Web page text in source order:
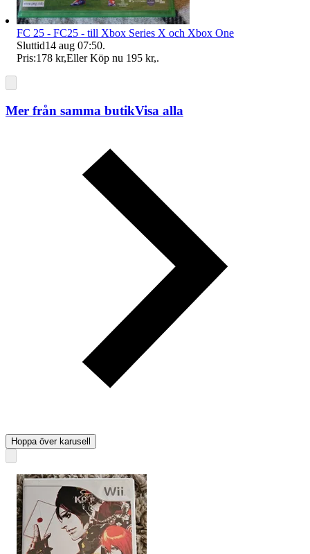
FC 25 - FC25 - till Xbox Series X och Xbox One
Sluttid14 aug 07:50.
Pris:178 kr,Eller Köp nu 195 kr,.
Mer från samma butikVisa alla
Hoppa över karusell